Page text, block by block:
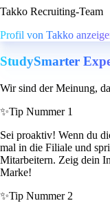
Takko Recruiting-Team
Profil von Takko
StudySmarter
Wir sind der Meinung,
✨Tip Nummer 1
Sei proaktiv! Wenn du
mal in die Filiale und
Mitarbeitern. Zeig dein
Marke!
✨Tip Nummer 2